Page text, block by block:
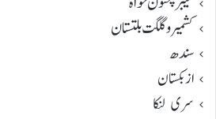
کشمیر و گلگت بلتستان
سندھ
ازبکستان
سری لنکا